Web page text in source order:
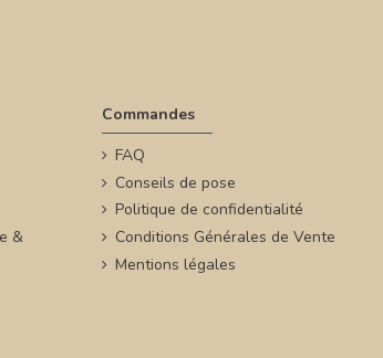
&
Commandes
FAQ
Conseils de pose
Politique de confidentialité
Conditions Générales de Vente
Mentions légales